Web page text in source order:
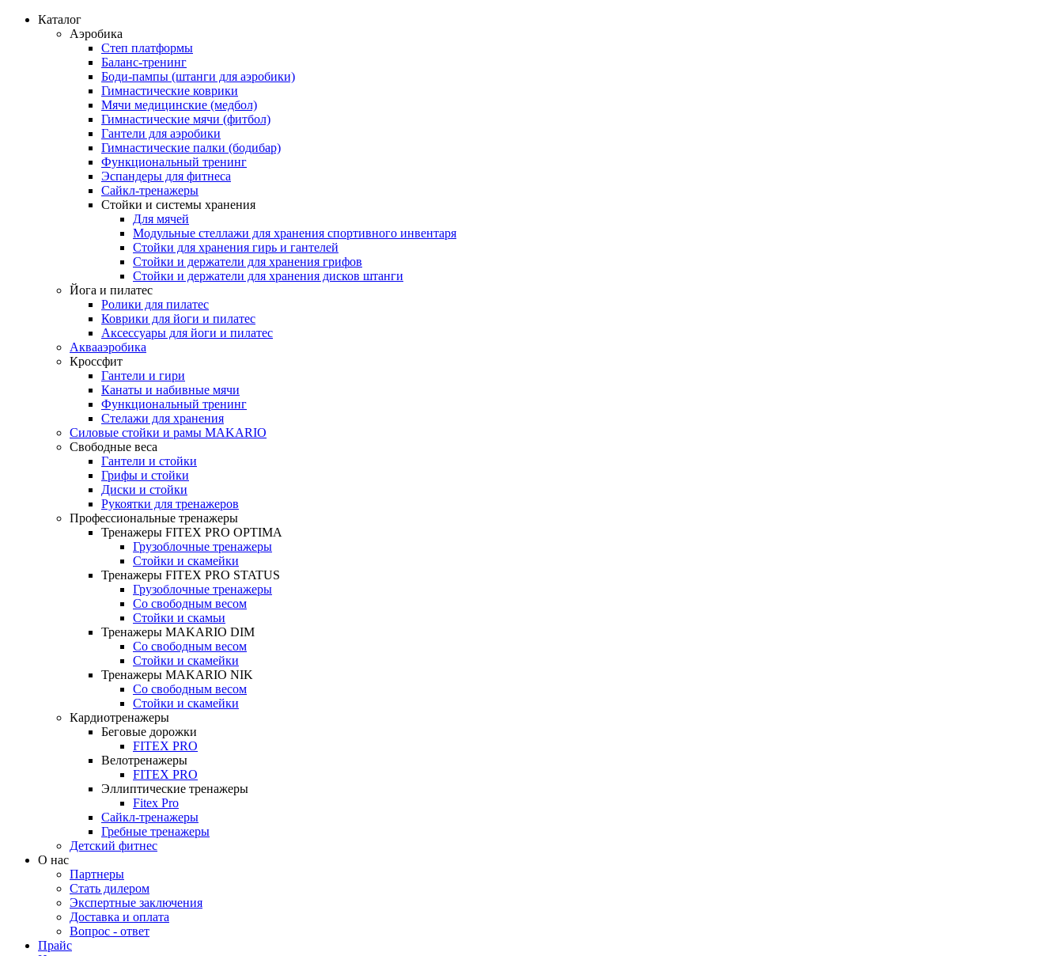
Каталог
Аэробика
Степ платформы
Баланс-тренинг
Боди-пампы (штанги для аэробики)
Гимнастические коврики
Мячи медицинские (медбол)
Гимнастические мячи (фитбол)
Гантели для аэробики
Гимнастические палки (бодибар)
Функциональный тренинг
Эспандеры для фитнеса
Сайкл-тренажеры
Стойки и системы хранения
Для мячей
Модульные стеллажи для хранения спортивного инвентаря
Стойки для хранения гирь и гантелей
Стойки и держатели для хранения грифов
Стойки и держатели для хранения дисков штанги
Йога и пилатес
Ролики для пилатес
Коврики для йоги и пилатес
Аксессуары для йоги и пилатес
Аквааэробика
Кроссфит
Гантели и гири
Канаты и набивные мячи
Функциональный тренинг
Стелажи для хранения
Силовые стойки и рамы MAKARIO
Свободные веса
Гантели и стойки
Грифы и стойки
Диски и стойки
Рукоятки для тренажеров
Профессиональные тренажеры
Тренажеры FITEX PRO OPTIMA
Грузоблочные тренажеры
Стойки и скамейки
Тренажеры FITEX PRO STATUS
Грузоблочные тренажеры
Со свободным весом
Стойки и скамьи
Тренажеры MAKARIO DIM
Со свободным весом
Стойки и скамейки
Тренажеры MAKARIO NIK
Со свободным весом
Стойки и скамейки
Кардиотренажеры
Беговые дорожки
FITEX PRO
Велотренажеры
FITEX PRO
Эллиптические тренажеры
Fitex Pro
Сайкл-тренажеры
Гребные тренажеры
Детский фитнес
О нас
Партнеры
Стать дилером
Экспертные заключения
Доставка и оплата
Вопрос - ответ
Прайс